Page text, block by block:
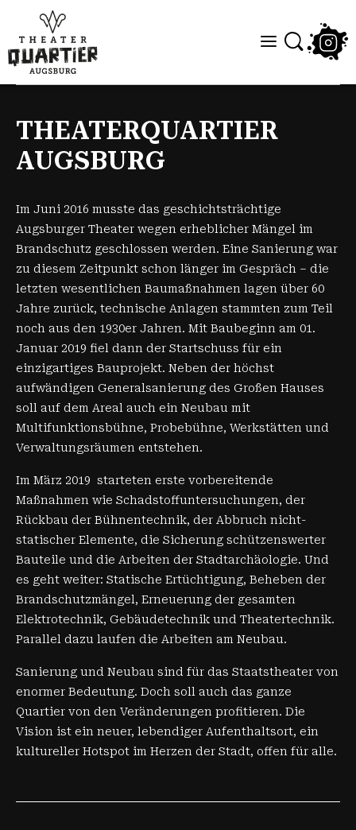
THEATERQUARTIER
AUGSBURG
Im Juni 2016 musste das geschichtsträchtige
Augsburger Theater wegen erheblicher Mängel im
Brandschutz geschlossen werden. Eine Sanierung war
zu diesem Zeitpunkt schon länger im Gespräch – die
letzten wesentlichen Baumaßnahmen lagen über 60
Jahre zurück, technische Anlagen stammten zum Teil
noch aus den 1930er Jahren. Mit Baubeginn am 01.
Januar 2019 fiel dann der Startschuss für ein
einzigartiges Bauprojekt. Neben der höchst
aufwändigen Generalsanierung des Großen Hauses
soll auf dem Areal auch ein Neubau mit
Multifunktionsbühne, Probebühne, Werkstätten und
Verwaltungsräumen entstehen.
Im März 2019 starteten erste vorbereitende
Maßnahmen wie Schadstoffuntersuchungen, der
Rückbau der Bühnentechnik, der Abbruch nicht-
statischer Elemente, die Sicherung schützenswerter
Bauteile und die Arbeiten der Stadtarchäologie. Und
es geht weiter: Statische Ertüchtigung, Beheben der
Brandschutzmängel, Erneuerung der gesamten
Elektrotechnik, Gebäudetechnik und Theatertechnik.
Parallel dazu laufen die Arbeiten am Neubau.
Sanierung und Neubau sind für das Staatstheater von
enormer Bedeutung. Doch soll auch das ganze
Quartier von den Veränderungen profitieren. Die
Vision ist ein neuer, lebendiger Aufenthaltsort, ein
kultureller Hotspot im Herzen der Stadt, offen für alle.